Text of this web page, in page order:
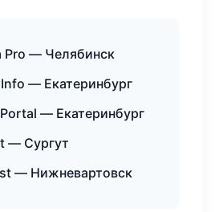
Pro — Челябинск
— Екатеринбург
— Екатеринбург
— Сургут
— Нижневартовск